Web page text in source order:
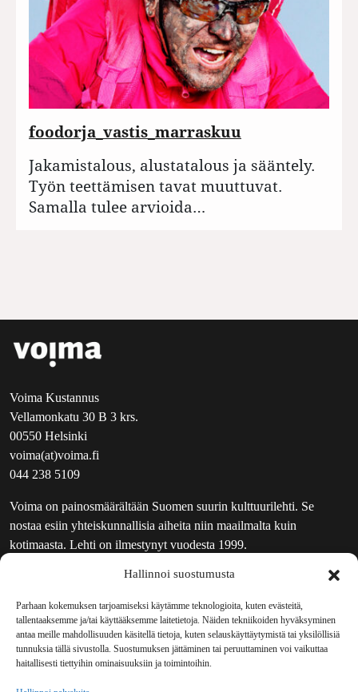
Hallinnoi suostumusta
Parhaan kokemuksen tarjoamiseksi käytämme teknologioita, kuten evästeitä,
tallentaaksemme ja/tai käyttääksemme laitetietoja. Näiden tekniikoiden hyväksyminen
antaa meille mahdollisuuden käsitellä tietoja, kuten selauskäyttäytymistä tai yksilöllisiä
tunnuksia tällä sivustolla. Suostumuksen jättäminen tai peruuttaminen voi vaikuttaa
haitallisesti tiettyihin ominaisuuksiin ja toimintoihin.
foodorja_vastis_marraskuu
Jakamistalous, alustatalous ja sääntely.
Työn teettämisen tavat muuttuvat.
Samalla tulee arvioida…
Voima Kustannus
Vellamonkatu 30 B 3 krs.
00550 Helsinki
voima(at)voima.fi
044 238 5109
Voima on painosmäärältään Suomen suurin kulttuurilehti. Se
nostaa esiin yhteiskunnallisia aiheita niin maailmalta kuin
kotimaasta. Lehti on ilmestynyt vuodesta 1999.
UUTISKIRJE
MAINOSTAJILLE
VASTAMAINOKSET
JAKELUPAIKAT